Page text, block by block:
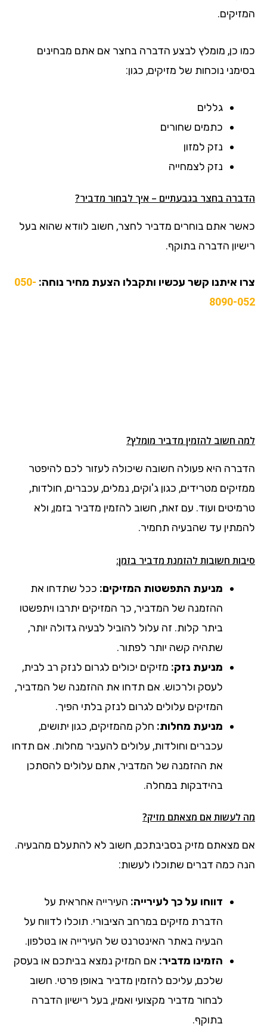
המזיקים.
כמו כן, מומלץ לבצע הדברה בחצר אם אתם מבחינים
בסימני נוכחות של מזיקים, כגון:
גללים
כתמים שחורים
נזק למזון
נזק לצמחייה
הדברה בחצר בגבעתיים – איך לבחור מדביר?
כאשר אתם בוחרים מדביר לחצר, חשוב לוודא שהוא בעל
רישיון הדברה בתוקף.
צרו איתנו קשר עכשיו ותקבלו הצעת מחיר נוחה: 050-
8090-052
למה חשוב להזמין מדביר מומלץ?
הדברה היא פעולה חשובה שיכולה לעזור לכם להיפטר
ממזיקים מטרידים, כגון ג'וקים, נמלים, עכברים, חולדות,
טרמיטים ועוד. עם זאת, חשוב להזמין מדביר בזמן, ולא
להמתין עד שהבעיה תחמיר.
סיבות חשובות להזמנת מדביר בזמן:
מניעת התפשטות המזיקים: ככל שתדחו את
ההזמנה של המדביר, כך המזיקים יתרבו ויתפשטו
ביתר קלות. זה עלול להוביל לבעיה גדולה יותר,
שתהיה קשה יותר לפתור.
מניעת נזק: מזיקים יכולים לגרום לנזק רב לבית,
לעסק ולרכוש. אם תדחו את ההזמנה של המדביר,
המזיקים עלולים לגרום לנזק בלתי הפיך.
מניעת מחלות: חלק מהמזיקים, כגון יתושים,
עכברים וחולדות, עלולים להעביר מחלות. אם תדחו
את ההזמנה של המדביר, אתם עלולים להסתכן
בהידבקות במחלה.
מה לעשות אם מצאתם מזיק?
אם מצאתם מזיק בסביבתכם, חשוב לא להתעלם מהבעיה.
הנה כמה דברים שתוכלו לעשות:
דווחו על כך לעירייה: העירייה אחראית על
הדברת מזיקים במרחב הציבורי. תוכלו לדווח על
הבעיה באתר האינטרנט של העירייה או בטלפון.
הזמינו מדביר: אם המזיק נמצא בביתכם או בעסק
שלכם, עליכם להזמין מדביר באופן פרטי. חשוב
לבחור מדביר מקצועי ואמין, בעל רישיון הדברה
בתוקף.